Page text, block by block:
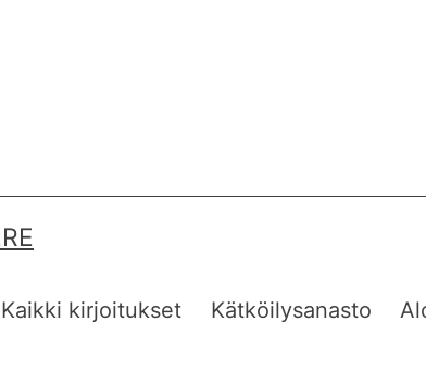
Kaikki kirjoitukset Kätköilysanasto